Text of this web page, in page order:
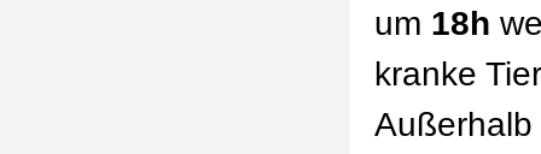
um 18h
kranke